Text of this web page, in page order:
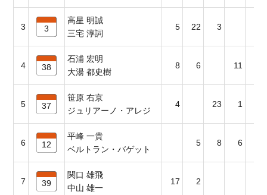
3 3
高星 明誠
三宅 淳詞
5 22 3
4 38
石浦 宏明
大湯 都史樹
8 6 11
5 37
笹原 右京
ジュリアーノ・アレジ
4 23 1
6 12
平峰 一貴
ベルトラン・バゲット
5 8 6
7 39
関口 雄飛
中山 雄一
17 2